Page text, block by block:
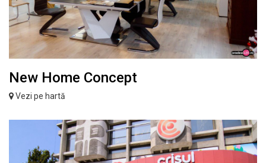
New Home Concept
Vezi pe hartă